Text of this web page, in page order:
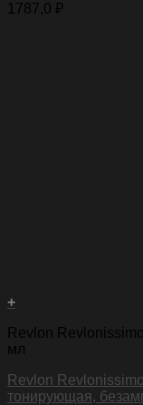
1787,0 ₽
+
Revlon
мл
Revlon
тонирующая,